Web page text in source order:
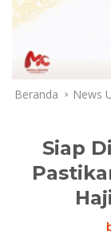
Beranda News
Siap